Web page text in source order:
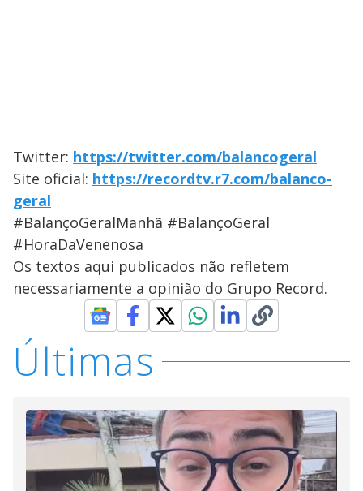
Twitter: https://twitter.com/balancogeral
Site oficial: https://recordtv.r7.com/balanco-
geral
#BalançoGeralManhã #BalançoGeral
#HoraDaVenenosa
Os textos aqui publicados não refletem
necessariamente a opinião do Grupo Record.
Últimas